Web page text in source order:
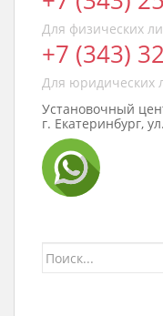
Для физических
+7 (343)
Для юридических
Установочный
г. Екатеринбург,
Поиск